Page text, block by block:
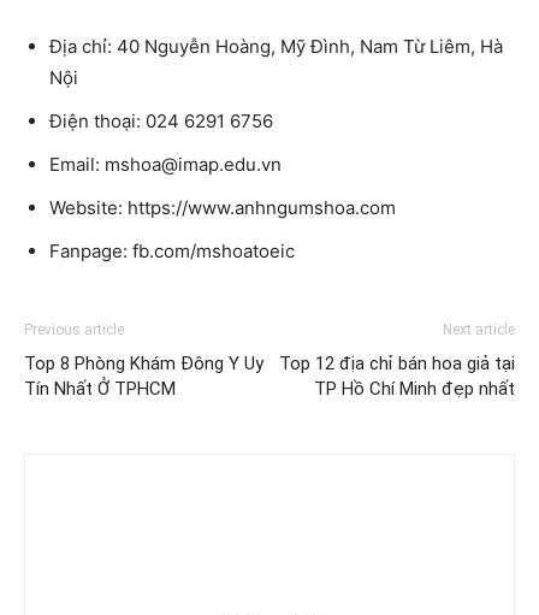
Địa chỉ: 40 Nguyễn Hoàng, Mỹ Đình, Nam Từ Liêm, Hà
Nội
Điện thoại: 024 6291 6756
Email: mshoa@imap.edu.vn
Website: https://www.anhngumshoa.com
Fanpage: fb.com/mshoatoeic
Previous article
Top 8 Phòng Khám Đông Y Uy
Tín Nhất Ở TPHCM
Next article
Top 12 địa chỉ bán hoa giả tại
TP Hồ Chí Minh đẹp nhất